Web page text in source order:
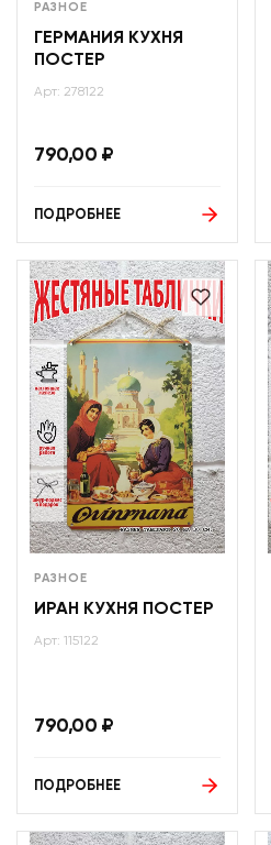
РАЗНОЕ
ГЕРМАНИЯ КУХНЯ
ПОСТЕР
Арт: 278122
790,00 ₽
ПОДРОБНЕЕ
РАЗНОЕ
ИРАН КУХНЯ ПОСТЕР
Арт: 115122
790,00 ₽
ПОДРОБНЕЕ